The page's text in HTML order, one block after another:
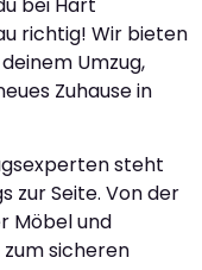
richtig! Wir bieten
Umzug,
Zuhause in
steht
zur Seite. Von der
Möbel und
sicheren